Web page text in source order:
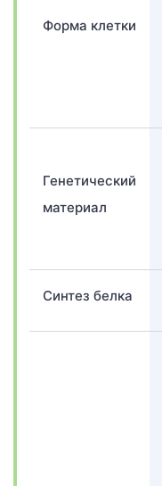
Форма клетки
Генетический
материал
Синтез белка